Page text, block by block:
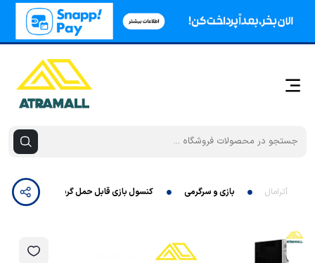
آترامال بازی و سرگرمی کنسول بازی قابل حمل گرین لاین مدل GP Pro+ GNGPPROGAM